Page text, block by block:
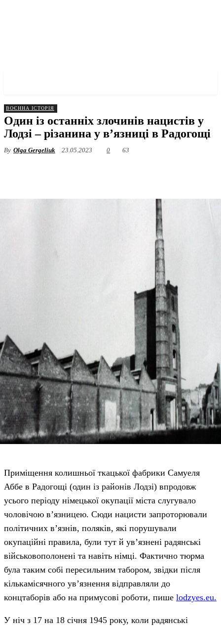
ВОЄННА ІСТОРІЯ
Один із останніх злочинів нацистів у
Лодзі – різанина у в’язниці в Радогощі
By Olga Gergeliuk 23.05.2023 0 63
Приміщення колишньої ткацької фабрики Самуеля
Аббе в Радогощі (один із районів Лодзі) впродовж
усього періоду німецької окупації міста слугувало
чоловічою в’язницею. Сюди нацисти запроторювали
політичних в’язнів, поляків, які порушували
окупаційні правила, були тут й ув’язнені радянські
військовополонені та навіть німці. Фактично тюрма
була таким собі пересильним табором, звідки після
кількамісячного ув’язнення відправляли до
концтаборів або на примусові роботи, пише lodzyes.eu.
У ніч з 17 на 18 січня 1945 року, коли радянські